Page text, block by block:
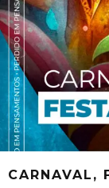
CARNAVAL,